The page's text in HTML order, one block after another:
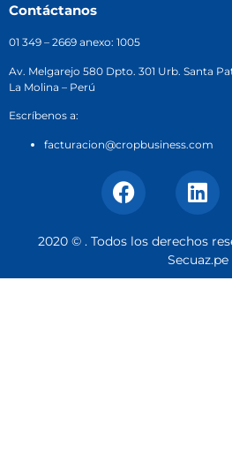
Contáctanos
01 349 – 2669 anexo: 1005
Av. Melgarejo 580 Dpto. 301 Urb. Santa
La Molina – Perú
Escríbenos a:
facturacion@cropbusiness.com
2020 © . Todos los derechos
Secuaz.pe